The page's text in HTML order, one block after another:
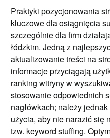
Praktyki pozycjonowania
kluczowe dla osiągnięcia
szczególnie dla firm
łódzkim. Jedną z
aktualizowanie treści na
informacje przyciągają
ranking witryny w
stosowanie odpowiednich
nagłówkach; należy
użycia, aby nie narazić się
tzw. keyword stuffing.